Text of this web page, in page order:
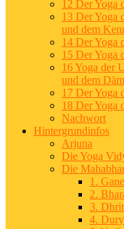
12 Der Yoga
13 Der Yoga
und dem
14 Der Yoga
15 Der Yoga
16 Yoga der
und dem
17 Der Yoga
18 Der Yoga
Nachwort
Hintergrundinfos
Arjuna
Die Yoga
Die
1.
2.
3.
4.